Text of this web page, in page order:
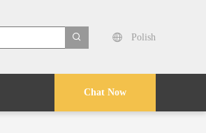
Polish
Chat Now